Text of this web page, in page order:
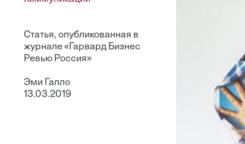
Статья, опубликованная в
журнале «Гарвард Бизнес
Ревью Россия»
Эми Галло
13.03.2019